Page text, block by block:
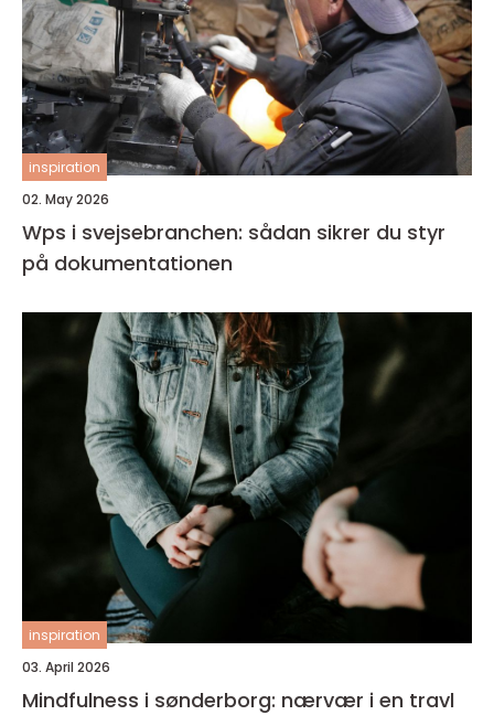
inspiration
02. May 2026
Wps i svejsebranchen: sådan sikrer du styr
på dokumentationen
inspiration
03. April 2026
Mindfulness i sønderborg: nærvær i en travl